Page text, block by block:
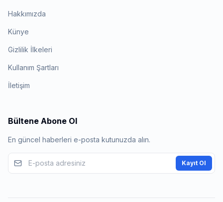
Hakkımızda
Künye
Gizlilik İlkeleri
Kullanım Şartları
İletişim
Bültene Abone Ol
En güncel haberleri e-posta kutunuzda alın.
Kayıt Ol